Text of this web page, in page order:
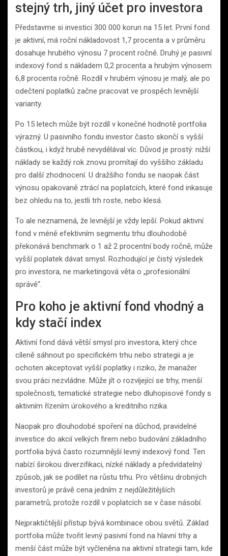
stejný trh, jiný účet pro investora
Představme si investici 300 000 korun na 15 let. První fond
je aktivní, má roční nákladovost 1,7 procenta a v průměru
dosahuje hrubého výnosu 7 procent ročně. Druhý je pasivní
indexový fond s nákladem 0,2 procenta a hrubým výnosem
6,8 procenta ročně. Rozdíl v hrubém výnosu je malý, ale po
odečtení poplatků začne pracovat ve prospěch levnější
varianty.
Po 15 letech může být rozdíl v konečné hodnotě portfolia
výrazný. U pasivního fondu investor často skončí s vyšší
částkou, i když hrubě nevydělával víc. Důvod je prostý: nižší
náklady se každý rok znovu promítají do vyššího základu
pro další zhodnocení. U dražšího fondu se naopak část
výnosu opakovaně ztrácí na poplatcích, které fond inkasuje
bez ohledu na to, jestli trh roste, nebo klesá.
To ale neznamená, že levnější je vždy lepší. Pokud aktivní
fond v méně efektivním segmentu trhu dlouhodobě
překonává benchmark o 1 až 2 procentní body ročně, může
vyšší poplatek dávat smysl. Rozhodující je čistý výsledek
pro investora, ne marketingová věta o „profesionální
správě“.
Pro koho je aktivní fond vhodný a
kdy stačí index
Aktivní fond dává větší smysl pro investora, který chce
cíleně sáhnout po specifickém trhu nebo strategii a je
ochoten akceptovat vyšší poplatky i riziko, že manažer
svou práci nezvládne. Může jít o rozvíjející se trhy, menší
společnosti, tematické strategie nebo dluhopisové fondy s
aktivním řízením úrokového a kreditního rizika.
Naopak pro dlouhodobé spoření na důchod, pravidelné
investice do akcií velkých firem nebo budování základního
portfolia bývá často rozumnější levný indexový fond. Ten
nabízí širokou diverzifikaci, nízké náklady a předvídatelný
způsob, jak se podílet na růstu trhu. Pro většinu drobných
investorů je právě cena jedním z nejdůležitějších
parametrů, protože rozdíl v poplatcích se v čase násobí.
Nejpraktičtější přístup bývá kombinace obou světů. Základ
portfolia může tvořit levný pasivní fond na hlavní trhy a
menší část může být vyčleněna na aktivní strategii tam, kde